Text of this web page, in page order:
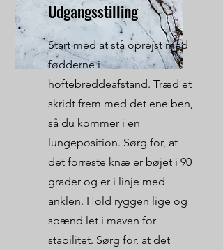
Udgangsstilling
Start med at stå oprejst med
fødderne i
hoftebreddeafstand. Træd et
skridt frem med det ene ben,
så du kommer i en
lungeposition. Sørg for, at
det forreste knæ er bøjet i 90
grader og er i linje med
anklen. Hold ryggen lige og
spænd let i maven for
stabilitet. Sørg for, at det